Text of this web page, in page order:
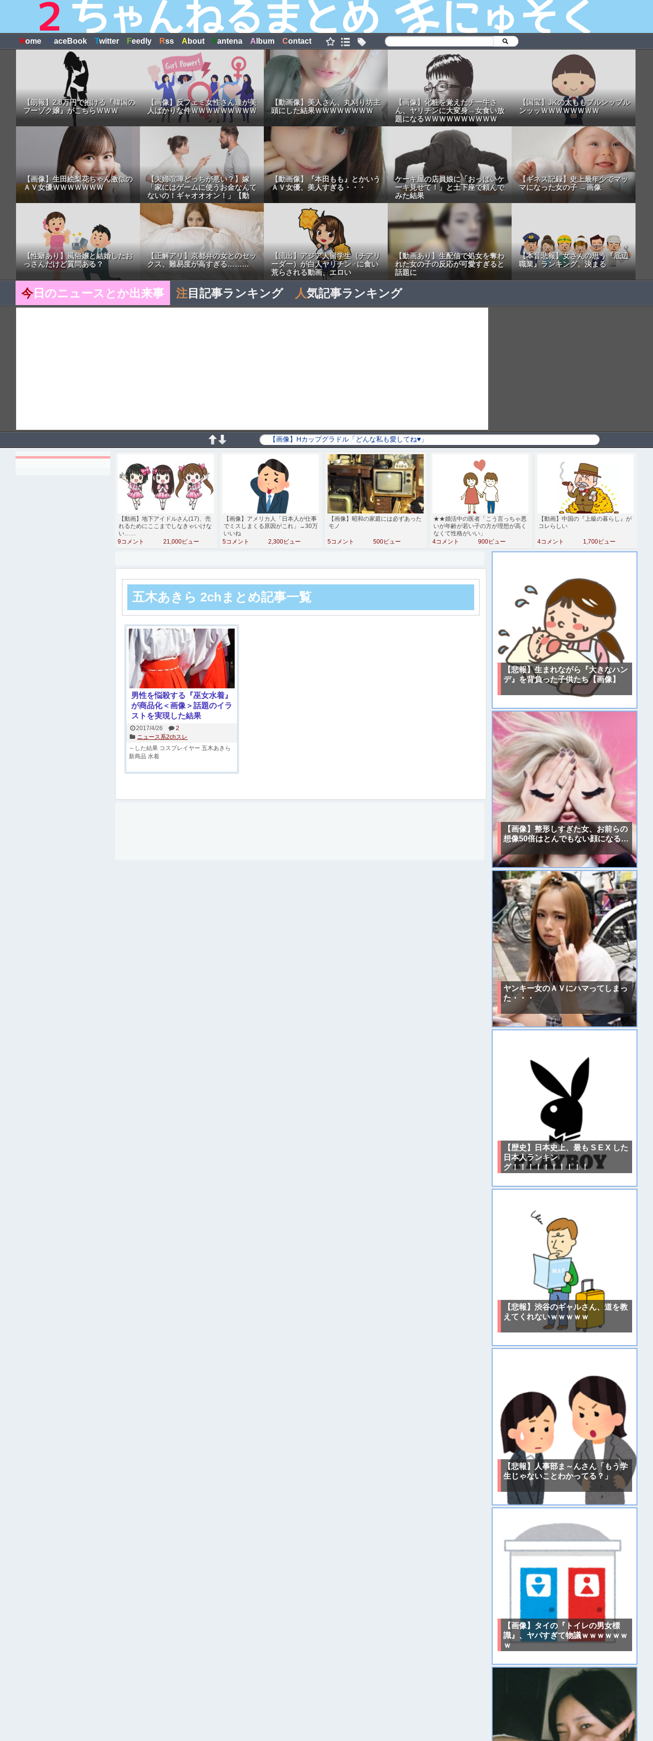
Home FaceBook Twitter Feedly Rss A bout Fantena A lbum Contact
【朗報】2.8万円で抱ける『韓国の
フーゾク嬢』がこちらＷＷＷ
【画像】反フェミ女性さん達が美
人ばかりな件ＷＷＷＷＷＷＷＷＷ
【動画像】美人さん、丸刈り坊主
頭にした結果ＷＷＷＷＷＷＷＷ
【画像】化粧を覚えたチー牛さ
ん、ヤリチンに大変身→女食い放
題になるＷＷＷＷＷＷＷＷＷＷ
【国宝】JKの太ももプルンップル
ンッッＷＷＷＷＷＷＷＷ
【画像】生田絵梨花ちゃん激似の
ＡＶ女優ＷＷＷＷＷＷＷ
【夫婦喧嘩どっちが悪い？】嫁
「家にはゲームに使うお金なんて
ないの！ギャオオオン！」【動
画】
【動画像】『本田もも』とかいう
ＡＶ女優、美人すぎる・・・
ケーキ屋の店員娘に「おっぱいケ
ーキ見せて！」と土下座で頼んで
みた結果
【ギネス記録】史上最年少でマッ
マになった女の子 →画像
【性癖あり】風俗嬢と結婚したお
っさんだけど質問ある？
【正解アリ】京都弁の女とのセッ
クス、難易度が高すぎる………
【流出】アジア人留学生（チアリ
ーダー）が白人ヤリチン♂に食い
荒らされる動画、エロい
【動画あり】生配信で処女を奪わ
れた女の子の反応が可愛すぎると
話題に
【本音悲報】女さんの思う『底辺
職業』ランキング、決まる
今日のニュースとか出来事 注 目記事ランキング 人気記事ランキング
【動画】地下アイドルさん(17)、売
れるためにここまでしなきゃいけな
い……
9コメント
21,000ビュー
【画像】アメリカ人「日本人が仕事
でミスしまくる原因がこれ」→30万
いいね
5コメント
2,300ビュー
【画像】昭和の家庭には必ずあった
モノ
5コメント 500ビュー
★★婚活中の医者「こう言っちゃ悪
いが年齢が若い子の方が理想が高く
なくて性格がいい」
4コメント
900ビュー
【動画】中国の『上級の暮らし』が
コレらしい
4コメント 1,700ビュー
五木あきら 2chまとめ記事一覧
男性を悩殺する『巫女水着』
が商品化＜画像＞話題のイラ
ストを実現した結果
2017/4/26
2
ニュース系2chスレ
～した結果 コスプレイヤー 五木あきら
新商品 水着
【悲報】生まれながら『大きなハン
デ』を背負った子供たち【画像】
【画像】整形しすぎた女、お前らの
想像50倍はとんでもない顔になる…
ヤンキー女のＡＶにハマってしまっ
た・・・
【歴史】日本史上、最も S E X した
日本人ランキン
グ！！！！！！！！！！
【悲報】渋谷のギャルさん、道を教
えてくれないｗｗｗｗｗ
【悲報】人事部ま～んさん「もう学
生じゃないことわかってる？」
【画像】タイの『トイレの男女標
識』、ヤバすぎて物議ｗｗｗｗｗｗ
ｗ